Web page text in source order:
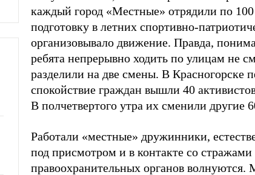
каждый город «Местные» отрядили по
подготовку в летних спортивно-
организовывало движение. Правда,
ребята непрерывно ходить по улицам не
разделили на две смены. В Красногорске
спокойствие граждан вышли 40
В полчетвертого утра их сменили другие
Работали «местные» дружинники,
под присмотром и в контакте со
правоохранительных органов